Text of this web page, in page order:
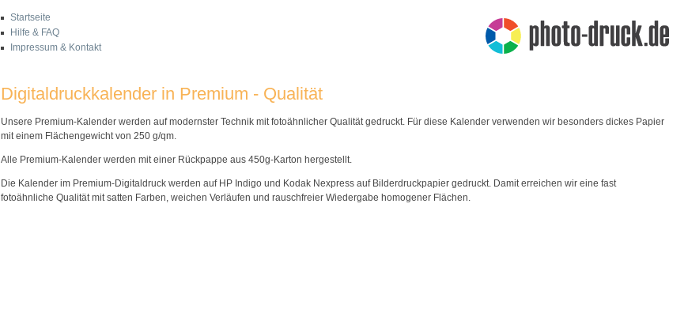
Startseite
Hilfe & FAQ
Impressum & Kontakt
Digitaldruckkalender in Premium - Qualität
Unsere Premium-Kalender werden auf modernster Technik mit fotoähnlicher Qualität gedruckt. Für diese Kalender verwenden wir besonders dickes Papier
mit einem Flächengewicht von 250 g/qm.
Alle Premium-Kalender werden mit einer Rückpappe aus 450g-Karton hergestellt.
Die Kalender im Premium-Digitaldruck werden auf HP Indigo und Kodak Nexpress auf Bilderdruckpapier gedruckt. Damit erreichen wir eine fast
fotoähnliche Qualität mit satten Farben, weichen Verläufen und rauschfreier Wiedergabe homogener Flächen.